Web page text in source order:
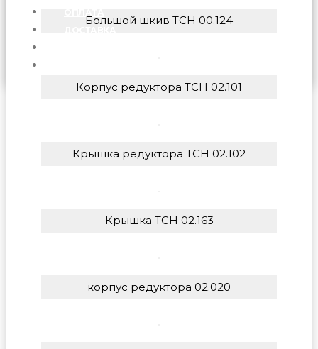
Большой шкив ТСН 00.124
Корпус редуктора ТСН 02.101
Крышка редуктора ТСН 02.102
Крышка ТСН 02.163
корпус редуктора 02.020